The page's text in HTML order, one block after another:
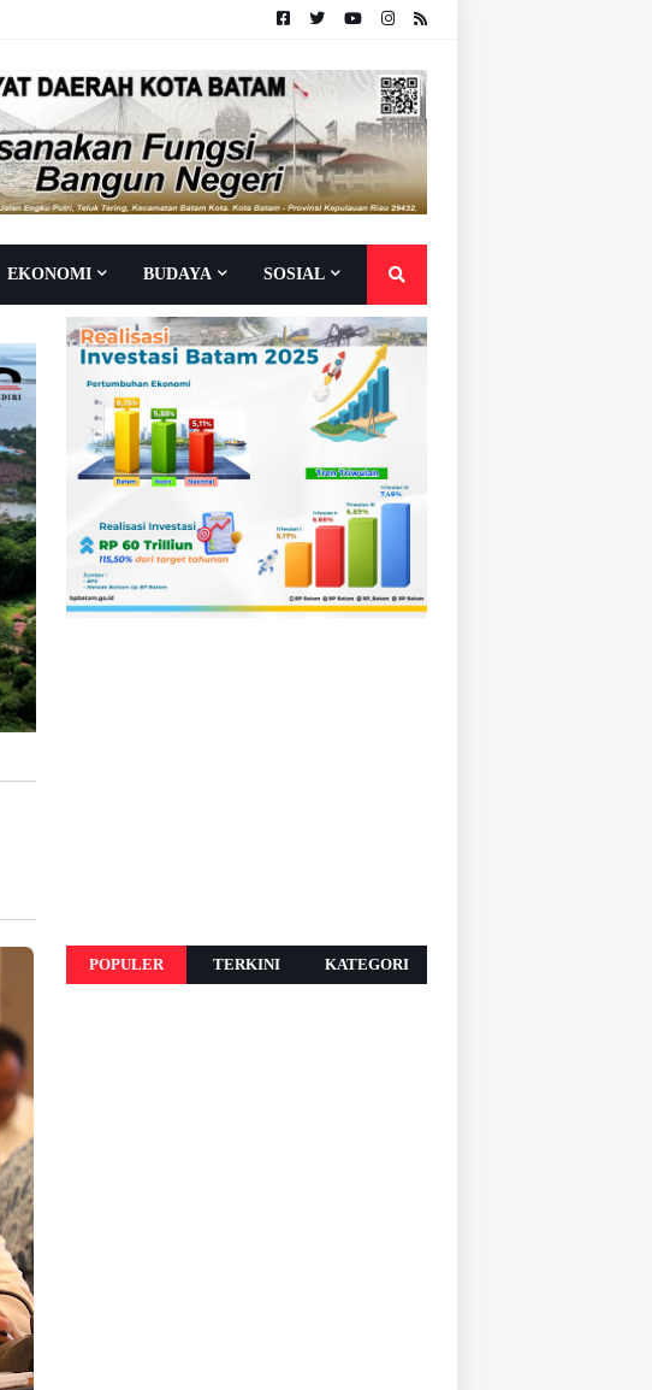
EKONOMI BUDAYA SOSIAL
POPULER TERKINI KATEGORI